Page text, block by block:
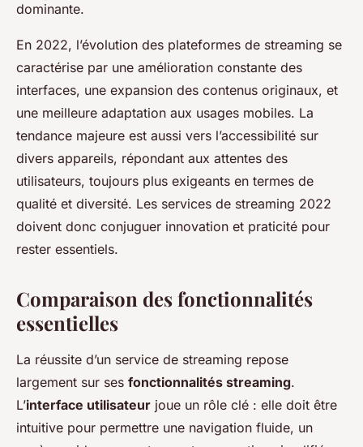
dominante.
En 2022, l’évolution des plateformes de streaming se
caractérise par une amélioration constante des
interfaces, une expansion des contenus originaux, et
une meilleure adaptation aux usages mobiles. La
tendance majeure est aussi vers l’accessibilité sur
divers appareils, répondant aux attentes des
utilisateurs, toujours plus exigeants en termes de
qualité et diversité. Les services de streaming 2022
doivent donc conjuguer innovation et praticité pour
rester essentiels.
Comparaison des fonctionnalités
essentielles
La réussite d’un service de streaming repose
largement sur ses fonctionnalités streaming.
L’interface utilisateur joue un rôle clé : elle doit être
intuitive pour permettre une navigation fluide, un